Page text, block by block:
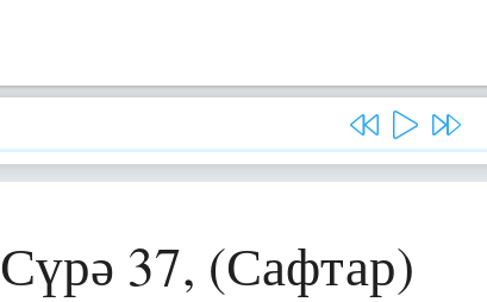
Сүрә 37, (Сафтар)